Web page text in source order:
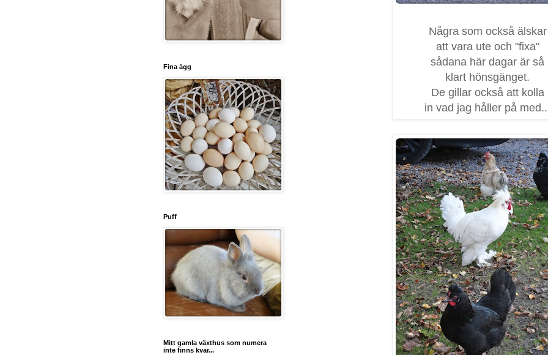
Några som också älskar
att vara ute och "fixa"
sådana här dagar är så
klart hönsgänget.
De gillar också att kolla
in vad jag håller på
Fina ägg
Puff
Mitt gamla växthus som numera
inte finns kvar...